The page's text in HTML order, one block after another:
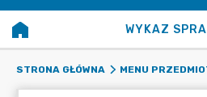
WYKAZ
STRONA GŁÓWNA MENU